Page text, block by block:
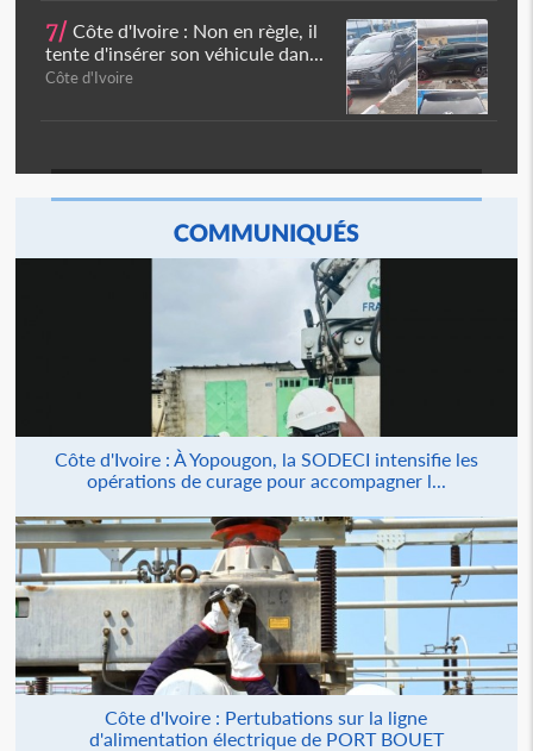
7/ Côte d'Ivoire : Non en règle, il
tente d'insérer son véhicule dan...
Côte d'Ivoire
COMMUNIQUÉS
Côte d'Ivoire : À Yopougon, la SODECI intensifie les
opérations de curage pour accompagner l...
Côte d'Ivoire : Pertubations sur la ligne
d'alimentation électrique de PORT BOUET